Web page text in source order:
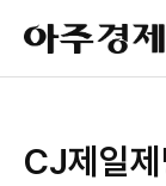
아
주
경
CJ제일